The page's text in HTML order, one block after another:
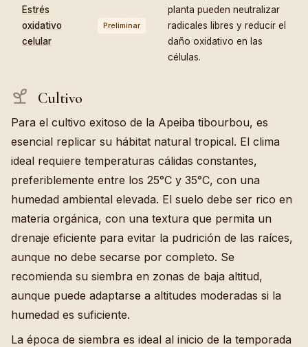
Estrés
oxidativo
celular
Preliminar
planta pueden neutralizar
radicales libres y reducir el
daño oxidativo en las
células.
Cultivo
Para el cultivo exitoso de la Apeiba tibourbou, es
esencial replicar su hábitat natural tropical. El clima
ideal requiere temperaturas cálidas constantes,
preferiblemente entre los 25°C y 35°C, con una
humedad ambiental elevada. El suelo debe ser rico en
materia orgánica, con una textura que permita un
drenaje eficiente para evitar la pudrición de las raíces,
aunque no debe secarse por completo. Se
recomienda su siembra en zonas de baja altitud,
aunque puede adaptarse a altitudes moderadas si la
humedad es suficiente.
La época de siembra es ideal al inicio de la temporada